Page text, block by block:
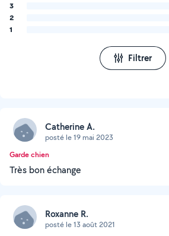
3
2
1
Filtrer
Catherine A.
posté le 19 mai 2023
Garde chien
Très bon échange
Roxanne R.
posté le 13 août 2021